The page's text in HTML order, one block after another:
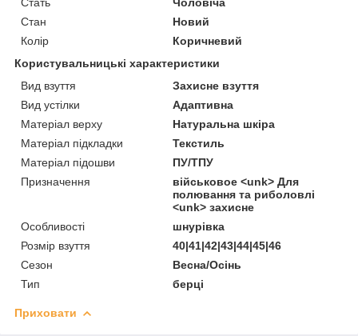
Стан
Новий
Колір
Коричневий
Користувальницькі характеристики
Вид взуття
Захисне взуття
Вид устілки
Адаптивна
Матеріал верху
Натуральна шкіра
Матеріал підкладки
Текстиль
Матеріал підошви
ПУ/ТПУ
Призначення
військовое <unk> Для
полювання та риболовлі
<unk> захисне
Особливості
шнурівка
Розмір взуття
40|41|42|43|44|45|46
Сезон
Весна/Осінь
Тип
берці
Приховати